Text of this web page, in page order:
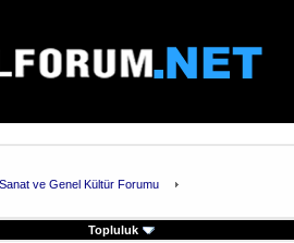
Sanat ve Genel Kültür Forumu
Topluluk